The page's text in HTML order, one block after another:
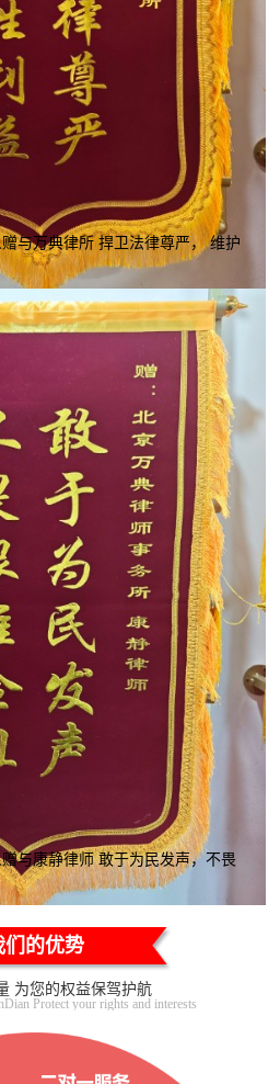
与万典律所 捍卫法律尊严， 维护
与康静律师 敢于为民发声，不畏
们的优势
为您的权益保驾护航
Protect your rights and interests